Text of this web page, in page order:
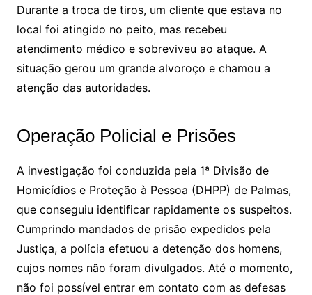
Durante a troca de tiros, um cliente que estava no
local foi atingido no peito, mas recebeu
atendimento médico e sobreviveu ao ataque. A
situação gerou um grande alvoroço e chamou a
atenção das autoridades.
Operação Policial e Prisões
A investigação foi conduzida pela 1ª Divisão de
Homicídios e Proteção à Pessoa (DHPP) de Palmas,
que conseguiu identificar rapidamente os suspeitos.
Cumprindo mandados de prisão expedidos pela
Justiça, a polícia efetuou a detenção dos homens,
cujos nomes não foram divulgados. Até o momento,
não foi possível entrar em contato com as defesas